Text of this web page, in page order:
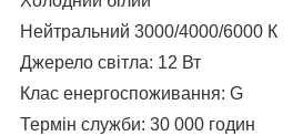
Нейтральний 3000/4000/6000 К
Джерело світла: 12 Вт
Клас енергоспоживання: G
Термін служби: 30 000 годин